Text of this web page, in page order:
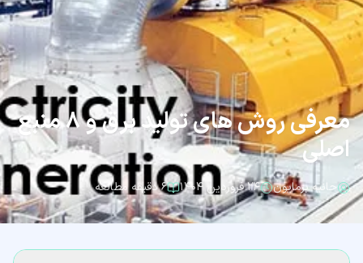
معرفی روش های تولید برق و 8 منبع
اصلی
حانیه برمایون ۲۴ فروردین ۱۴۰۴ ۶ دقیقه مطالعه